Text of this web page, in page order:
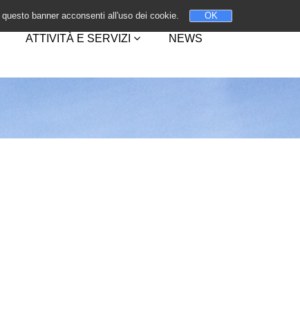
ATTIVITÀ E SERVIZI NEWS
questo banner acconsenti all'uso dei cookie. OK